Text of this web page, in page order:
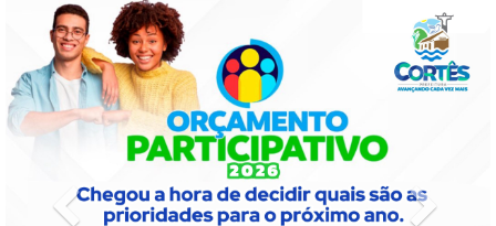
Previous